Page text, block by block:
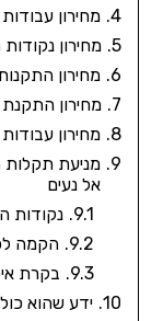
מחירון
מחירון
מחירון
מחירון התקנת
מחירון
מניעת תקלות
אל נעים
נקודות
הקמה
בקרת
ידע שהוא